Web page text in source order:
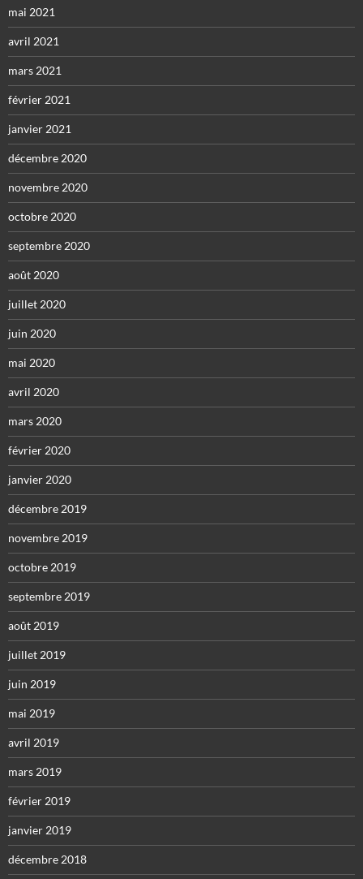
mai 2021
avril 2021
mars 2021
février 2021
janvier 2021
décembre 2020
novembre 2020
octobre 2020
septembre 2020
août 2020
juillet 2020
juin 2020
mai 2020
avril 2020
mars 2020
février 2020
janvier 2020
décembre 2019
novembre 2019
octobre 2019
septembre 2019
août 2019
juillet 2019
juin 2019
mai 2019
avril 2019
mars 2019
février 2019
janvier 2019
décembre 2018